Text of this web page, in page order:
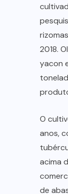
2018.
yacon
O
anos,
acima
de